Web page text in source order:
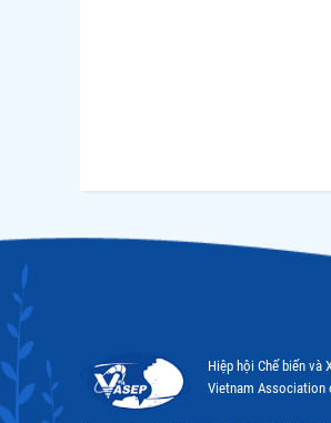
Hiệp hội Chế biến và
Vietnam Association